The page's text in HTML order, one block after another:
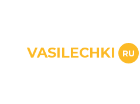
VASILECHKI RU